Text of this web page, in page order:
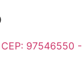
97546550 -